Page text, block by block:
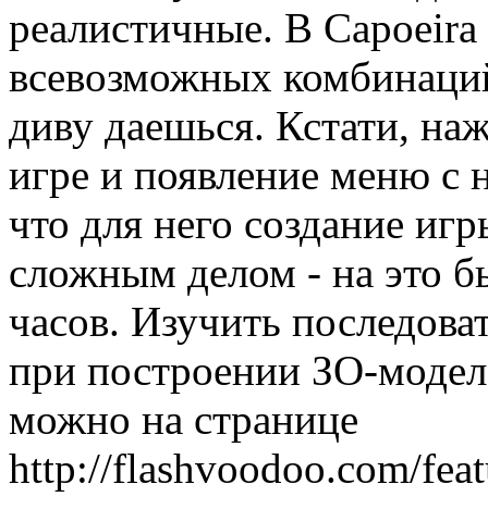
реалистичные. В
всевозможных
диву даешься. Кстати,
игре и появление меню с
что для него создание
сложным делом - на это
часов. Изучить
при построении ЗО-
можно на странице
http://flashvoodoo.com/